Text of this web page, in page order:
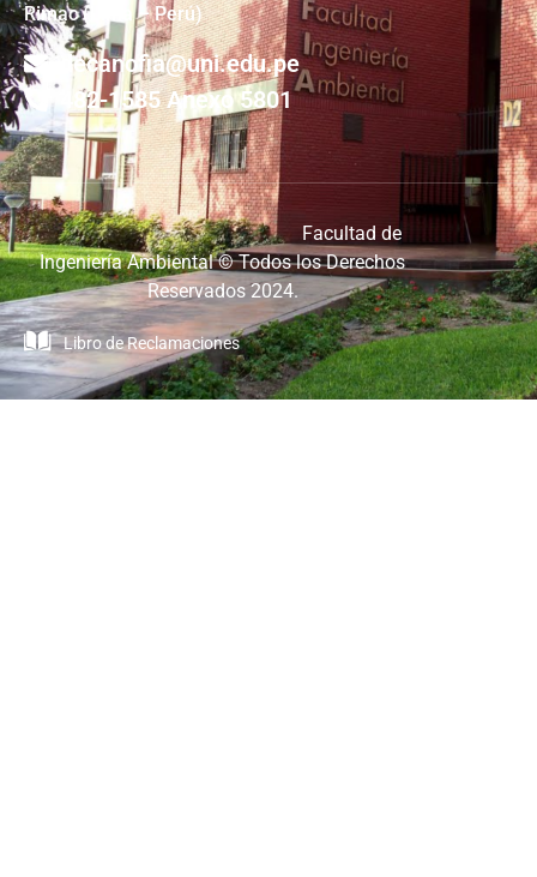
Rimac (Lima – Perú)
decanofia@uni.edu.pe
482-1585 Anexo 5801
Facultad de
Ingeniería Ambiental © Todos los Derechos
Reservados 2024.
Libro de Reclamaciones